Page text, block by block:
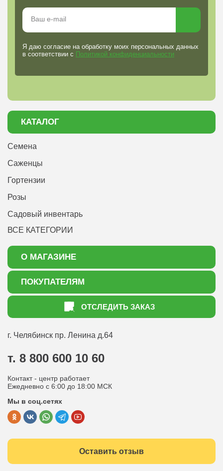
Я даю согласие на обработку моих персональных данных
в соответствии с Политикой конфиденциальности
КАТАЛОГ
Семена
Саженцы
Гортензии
Розы
Садовый инвентарь
ВСЕ КАТЕГОРИИ
О МАГАЗИНЕ
О нас
Акции
ПОКУПАТЕЛЯМ
Как оформить заказ
Статьи садоводу
Оптовым покупателям
Политика конфиденциальности
Публичная оферта
ОТСЛЕДИТЬ ЗАКАЗ
г. Челябинск пр. Ленина д.64
т. 8 800 600 10 60
Контакт - центр работает
Ежедневно с 6:00 до 18:00 МСК
Мы в соц.сетях
Оставить отзыв